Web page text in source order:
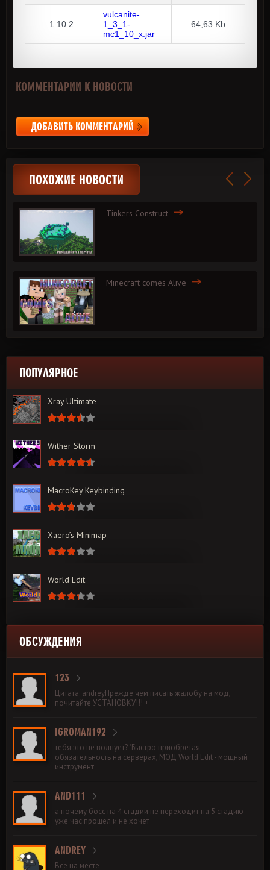
1.10.2
vulcanite-
1_3_1-
mc1_10_x.jar
64,63 Kb
КОММЕНТАРИИ К НОВОСТИ
ДОБАВИТЬ КОММЕНТАРИЙ
ПОХОЖИЕ НОВОСТИ
Tinkers Construct
Minecraft comes Alive
ПОПУЛЯРНОЕ
Xray Ultimate
Wither Storm
MacroKey Keybinding
Xaero’s Minimap
World Edit
ОБСУЖДЕНИЯ
123
Цитата: andreyПрежде чем писать жалобу на мод,
почитайте УСТАНОВКУ!!! +
IGROMAN192
тебя это не волнует? "Быстро приобретая
обязательность на серверах, МОД World Edit - мощный
инструмент
AND111
а почему босс на 4 стадии не переходит на 5 стадию
уже час прошёл и не хочет
ANDREY
Все на месте